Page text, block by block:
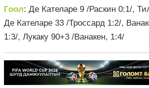
Гоол: Де Кателаре 9 /Раскин 0:1/,
Де Кателаре 33 /Троссард 1:2/,
1:3/, Лукаку 90+3 /Ванакен, 1:4/